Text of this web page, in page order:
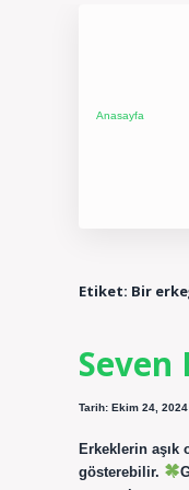
Anasayfa
Etiket: Bir
Seven
Tarih: Ekim 24, 2024
Erkeklerin aşık
gösterebilir.